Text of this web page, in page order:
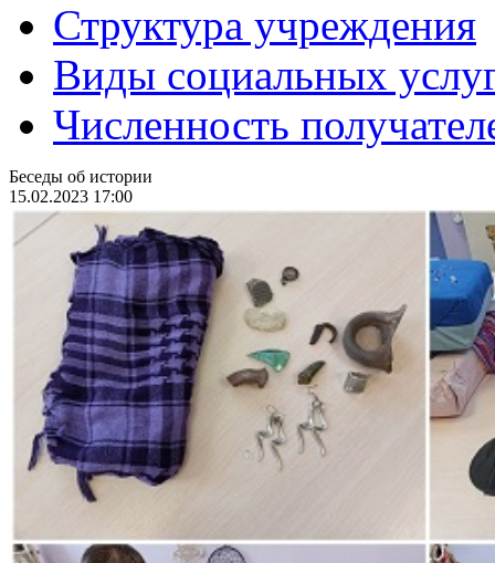
Структура учреждения
Виды социальных
Численность
Беседы об истории
15.02.2023 17:00